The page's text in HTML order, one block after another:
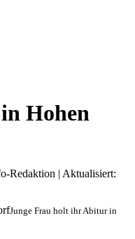
Hohen
Redaktion | Aktualisiert:
Junge Frau holt ihr Abitur in